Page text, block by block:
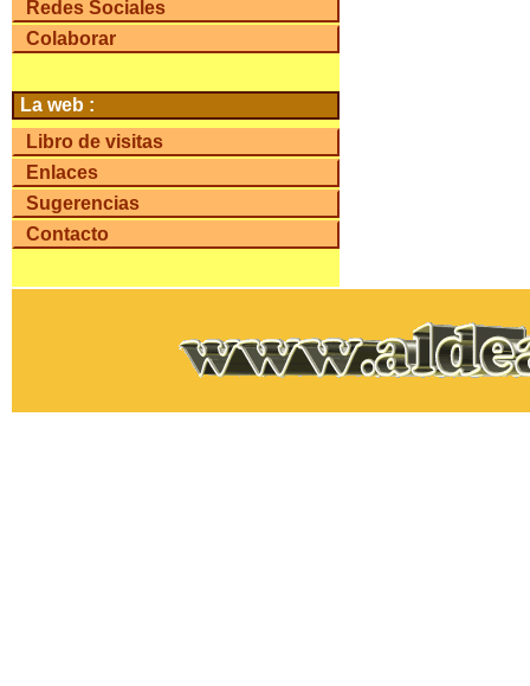
Redes Sociales
Colaborar
La web :
Libro de visitas
Enlaces
Sugerencias
Contacto